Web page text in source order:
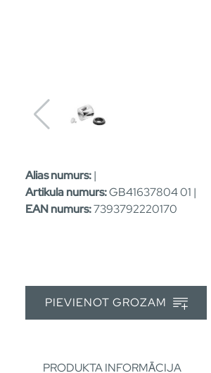
Alias numurs:|
Artikula numurs:GB41637804 01 |
EAN numurs:7393792220170
PIEVIENOT GROZAM
PRODUKTA INFORMĀCIJA